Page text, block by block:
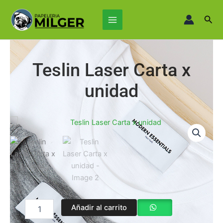
contenido
Main
Menu
Teslin Laser Carta x
unidad
Laser
Añadir al carrito